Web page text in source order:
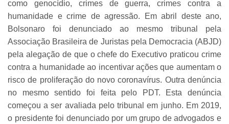
como genocídio, crimes de guerra, crimes contra a
humanidade e crime de agressão. Em abril deste ano,
Bolsonaro foi denunciado ao mesmo tribunal pela
Associação Brasileira de Juristas pela Democracia (ABJD)
pela alegação de que o chefe do Executivo praticou crime
contra a humanidade ao incentivar ações que aumentam o
risco de proliferação do novo coronavírus. Outra denúncia
no mesmo sentido foi feita pelo PDT. Esta denúncia
começou a ser avaliada pelo tribunal em junho. Em 2019,
o presidente foi denunciado por um grupo de advogados e